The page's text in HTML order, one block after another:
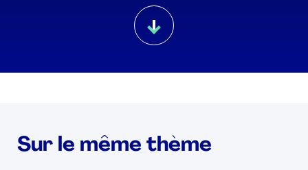
Sur le même thème